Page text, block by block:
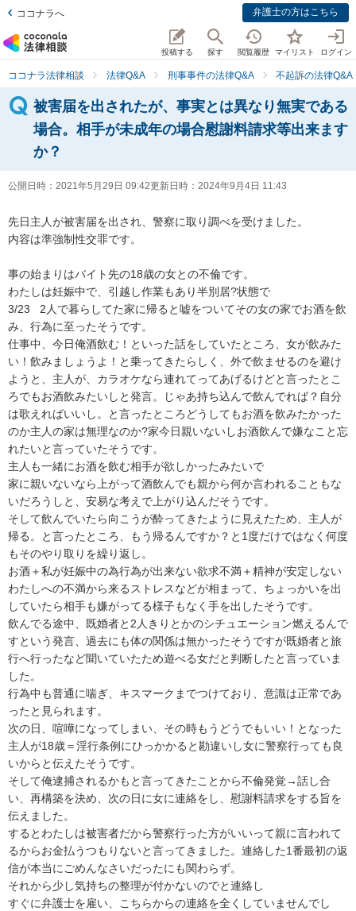
ココナラへ 弁護士の方はこちら
投稿する 探す 閲覧履歴 マイリスト ログイン
ココナラ法律相談 法律Q&A 刑事事件の法律Q&A 不起訴の法律Q&A
被害届を出されたが、事実とは異なり無実である
場合。相手が未成年の場合慰謝料請求等出来ます
か？
公開日時： 2021年5月29日 09:42更新日時： 2024年9月4日 11:43
先日主人が被害届を出され、警察に取り調べを受けました。
内容は準強制性交罪です。
事の始まりはバイト先の18歳の女との不倫です。
わたしは妊娠中で、引越し作業もあり半別居?状態で
3/23   2人で暮らしてた家に帰ると嘘をついてその女の家でお酒を飲
み、行為に至ったそうです。
仕事中、今日俺酒飲む！といった話をしていたところ、女が飲みた
い！飲みましょうよ！と乗ってきたらしく、外で飲ませるのを避け
ようと、主人が、カラオケなら連れてってあげるけどと言ったとこ
ろでもお酒飲みたいしと発言。じゃあ持ち込んで飲んでれば？自分
は歌えればいいし。と言ったところどうしてもお酒を飲みたかった
のか主人の家は無理なのか?家今日親いないしお酒飲んで嫌なこと忘
れたいと言っていたそうです。
主人も一緒にお酒を飲む相手が欲しかったみたいで
家に親いないなら上がって酒飲んでも親から何か言われることもな
いだろうしと、安易な考えで上がり込んだそうです。
そして飲んでいたら向こうが酔ってきたように見えたため、主人が
帰る。と言ったところ、もう帰るんですか？と1度だけではなく何度
もそのやり取りを繰り返し。
お酒＋私が妊娠中の為行為が出来ない欲求不満＋精神が安定しない
わたしへの不満から来るストレスなどが相まって、ちょっかいを出
していたら相手も嫌がってる様子もなく手を出したそうです。
飲んでる途中、既婚者と2人きりとかのシチュエーション燃えるんで
すという発言、過去にも体の関係は無かったそうですが既婚者と旅
行へ行ったなど聞いていたため遊べる女だと判断したと言っていま
した。
行為中も普通に喘ぎ、キスマークまでつけており、意識は正常であ
ったと見られます。
次の日、喧嘩になってしまい、その時もうどうでもいい！となった
主人が18歳＝淫行条例にひっかかると勘違いし女に警察行っても良
いからと伝えたそうです。
そして俺逮捕されるかもと言ってきたことから不倫発覚→話し合
い、再構築を決め、次の日に女に連絡をし、慰謝料請求をする旨を
伝えました。
するとわたしは被害者だから警察行った方がいいって親に言われて
るからお金払うつもりないと言ってきました。連絡した1番最初の返
信が本当にごめんなさいだったにも関わらず。
それから少し気持ちの整理が付かないのでと連絡し
すぐに弁護士を雇い、こちらからの連絡を全くしていませんでし